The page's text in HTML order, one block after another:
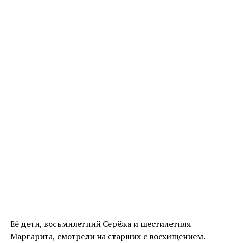
Её дети, восьмилетний Серёжа и шестилетняя
Маргарита, смотрели на старших с восхищением.